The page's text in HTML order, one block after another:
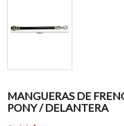
MANGUERAS DE
PONY / DELANTERA